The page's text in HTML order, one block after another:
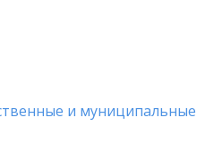
и муниципальные